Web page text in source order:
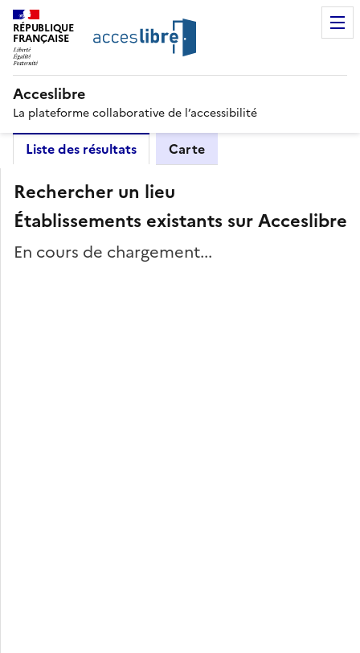
RÉPUBLIQUE
FRANÇAISE
Acceslibre
La plateforme collaborative de l’accessibilité
Liste des résultats Carte
Rechercher un lieu
Établissements existants sur Acceslibre
En cours de chargement...